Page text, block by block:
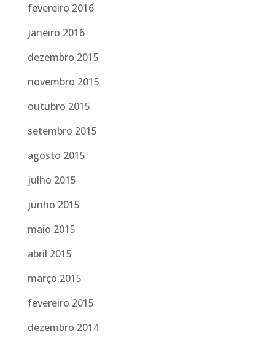
fevereiro 2016
janeiro 2016
dezembro 2015
novembro 2015
outubro 2015
setembro 2015
agosto 2015
julho 2015
junho 2015
maio 2015
abril 2015
março 2015
fevereiro 2015
dezembro 2014